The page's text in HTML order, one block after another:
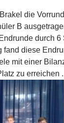
die
B
durch 6
fand diese
mit einer
zu erreichen .